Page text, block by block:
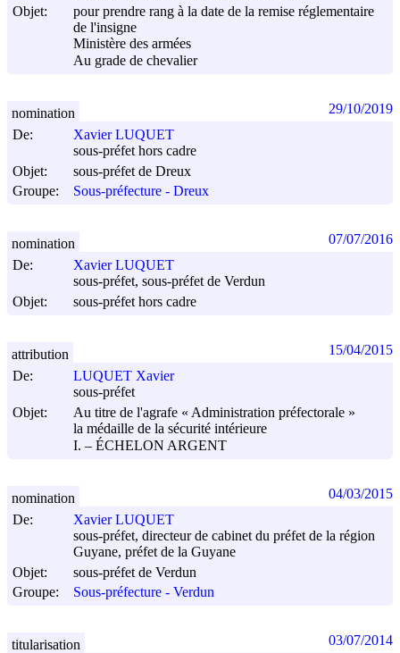
Objet:
pour prendre rang à la date de la remise réglementaire
de l'insigne
Ministère des armées
Au grade de chevalier
De:
Xavier LUQUET
sous-préfet hors cadre
Objet:
sous-préfet de Dreux
Groupe:
Sous-préfecture - Dreux
nomination 29/10/2019
De:
Xavier LUQUET
sous-préfet, sous-préfet de Verdun
Objet:
sous-préfet hors cadre
nomination 07/07/2016
De:
LUQUET Xavier
sous-préfet
Objet:
Au titre de l'agrafe « Administration préfectorale »
la médaille de la sécurité intérieure
I. – ÉCHELON ARGENT
attribution 15/04/2015
De:
Xavier LUQUET
sous-préfet, directeur de cabinet du préfet de la région
Guyane, préfet de la Guyane
Objet:
sous-préfet de Verdun
Groupe:
Sous-préfecture - Verdun
nomination 04/03/2015
titularisation 03/07/2014